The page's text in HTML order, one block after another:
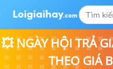
💥 NGÀY HỘI TRẢ
THEO GIÁ